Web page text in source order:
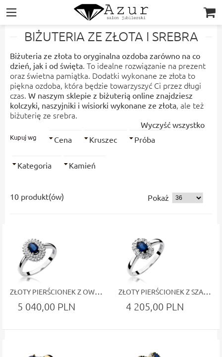
|||
BIŻUTERIA ZE ZŁOTA I SREBRA
Biżuteria ze złota to oryginalna ozdoba zarówno na co
dzień, jak i od święta. To idealne rozwiązanie na prezent
oraz świetna pamiątka. Dodatki wykonane ze złota to
piękna ozdoba, która będzie towarzyszyć Ci przez długi
czas. W naszym sklepie z biżuterią online znajdziesz
kolczyki, naszyjniki i wisiorki wykonane ze złota, ale też
biżuterię ze srebra.
Wyczyść wszystko
Kupuj wg Cena Kruszec Próba
Kategoria Kamień
10 produkt(ów) Pokaż
ZŁOTY PIERŚCIONEK Z OWALNYM SZAFIREM I PODWÓJNYM OPLECENIEM Z DIAMENTÓW BIAŁE ZŁOTO
5 040,00 PLN
ZŁOTY PIERŚCIONEK Z SZAFIREM I DIAMENTOWYM DEKOREM BIAŁE ZŁOTO
4 205,00 PLN